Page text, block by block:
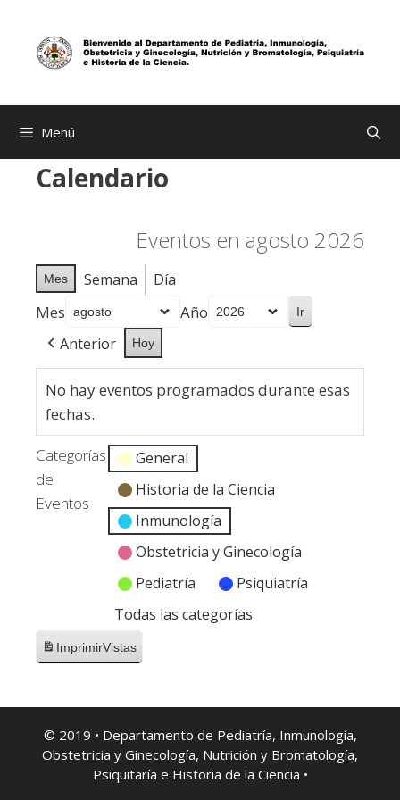
contenido
Menú
Calendario
Eventos en agosto 2026
Mes Semana Día
Mes Año
Anterior Hoy
No hay eventos programados durante esas
fechas.
Categorías
de
Eventos
General
Historia de la Ciencia
Inmunología
Obstetricia y Ginecología
Pediatría
Psiquiatría
Todas las categorías
ImprimirVistas
© 2019 • Departamento de Pediatría, Inmunología,
Obstetricia y Ginecología, Nutrición y Bromatología,
Psiquitaría e Historia de la Ciencia •